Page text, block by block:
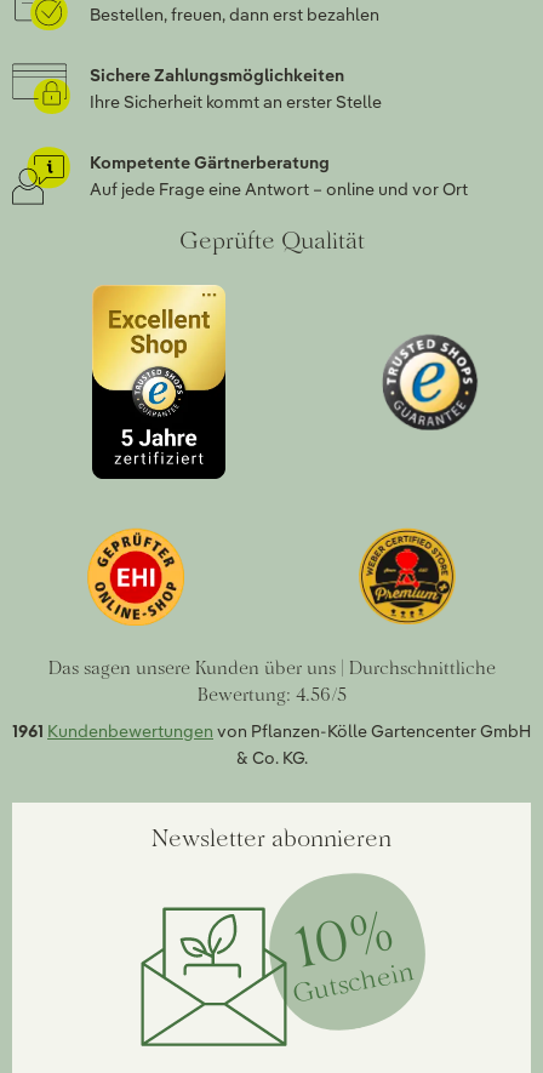
Bestellen, freuen, dann erst bezahlen
Sichere Zahlungsmöglichkeiten
Ihre Sicherheit kommt an erster Stelle
Kompetente Gärtnerberatung
Auf jede Frage eine Antwort – online und vor Ort
Geprüfte Qualität
Das sagen unsere Kunden über uns | Durchschnittliche
Bewertung: 4.56/5
1961 Kundenbewertungen von Pflanzen-Kölle Gartencenter GmbH
& Co. KG.
Newsletter abonnieren
10%
Gutschein